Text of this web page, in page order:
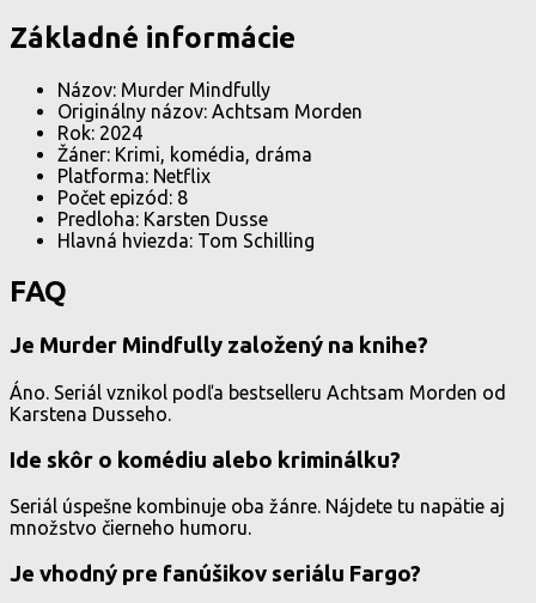
Základné informácie
Názov: Murder Mindfully
Originálny názov: Achtsam Morden
Rok: 2024
Žáner: Krimi, komédia, dráma
Platforma: Netflix
Počet epizód: 8
Predloha: Karsten Dusse
Hlavná hviezda: Tom Schilling
FAQ
Je Murder Mindfully založený na knihe?
Áno. Seriál vznikol podľa bestselleru Achtsam Morden od
Karstena Dusseho.
Ide skôr o komédiu alebo kriminálku?
Seriál úspešne kombinuje oba žánre. Nájdete tu napätie aj
množstvo čierneho humoru.
Je vhodný pre fanúšikov seriálu Fargo?